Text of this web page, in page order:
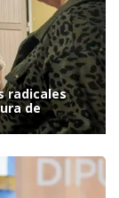
radicales
de